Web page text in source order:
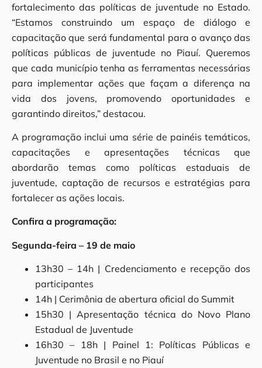
fortalecimento das políticas de juventude no Estado.
“Estamos construindo um espaço de diálogo e
capacitação que será fundamental para o avanço das
políticas públicas de juventude no Piauí. Queremos
que cada município tenha as ferramentas necessárias
para implementar ações que façam a diferença na
vida dos jovens, promovendo oportunidades e
garantindo direitos,” destacou.
A programação inclui uma série de painéis temáticos,
capacitações e apresentações técnicas que
abordarão temas como políticas estaduais de
juventude, captação de recursos e estratégias para
fortalecer as ações locais.
Confira a programação:
Segunda-feira – 19 de maio
13h30 – 14h | Credenciamento e recepção dos
participantes
14h | Cerimônia de abertura oficial do Summit
15h30 | Apresentação técnica do Novo Plano
Estadual de Juventude
16h30 – 18h | Painel 1: Políticas Públicas e
Juventude no Brasil e no Piauí